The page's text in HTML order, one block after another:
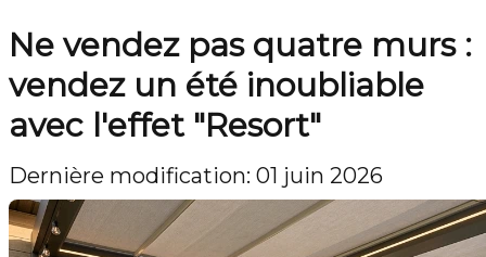
Ne vendez pas quatre murs :
vendez un été inoubliable
avec l'effet "Resort"
Dernière modification: 01 juin 2026